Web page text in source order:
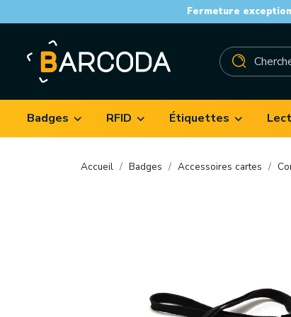
Fermeture
Badges RFID Étiquettes
Accueil Badges Accessoires cartes